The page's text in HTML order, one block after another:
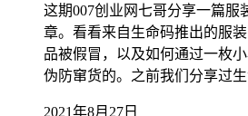
这期007创业网七哥分享一篇服
章。看看来自生命码推出的服
品被假冒，以及如何通过一枚
伪防窜货的。之前我们分享过
2021年8月27日